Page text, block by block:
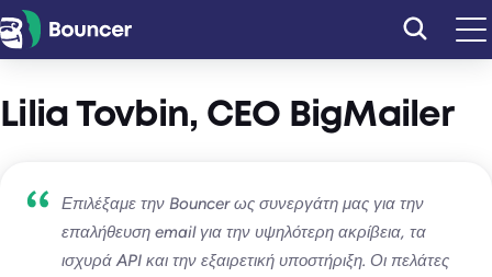
Μετάβαση
στο
Lilia Tovbin, CEO BigMailer
Επιλέξαμε την Bouncer ως συνεργάτη μας για την
επαλήθευση email για την υψηλότερη ακρίβεια, τα
ισχυρά API και την εξαιρετική υποστήριξη. Οι πελάτες